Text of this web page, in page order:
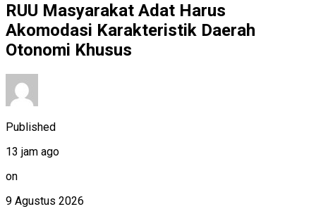
RUU Masyarakat Adat Harus
Akomodasi Karakteristik Daerah
Otonomi Khusus
Published
13 jam ago
on
9 Agustus 2026